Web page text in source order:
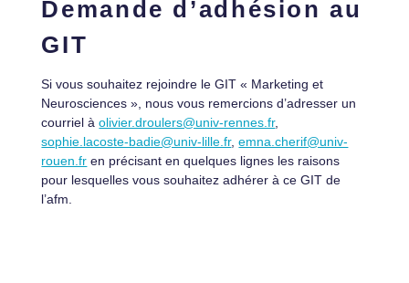
Demande d’adhésion au
GIT
Si vous souhaitez rejoindre le GIT « Marketing et
Neurosciences », nous vous remercions d’adresser un
courriel àolivier.droulers@univ-rennes.fr,
sophie.lacoste-badie@univ-lille.fr,emna.cherif@univ-
rouen.fr en précisant en quelques lignes les raisons
pour lesquelles vous souhaitez adhérer à ce GIT de
l’afm.